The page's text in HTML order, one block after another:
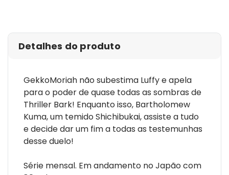
Detalhes do produto
GekkoMoriah não subestima Luffy e apela
para o poder de quase todas as sombras de
Thriller Bark! Enquanto isso, Bartholomew
Kuma, um temido Shichibukai, assiste a tudo
e decide dar um fim a todas as testemunhas
desse duelo!
Série mensal. Em andamento no Japão com